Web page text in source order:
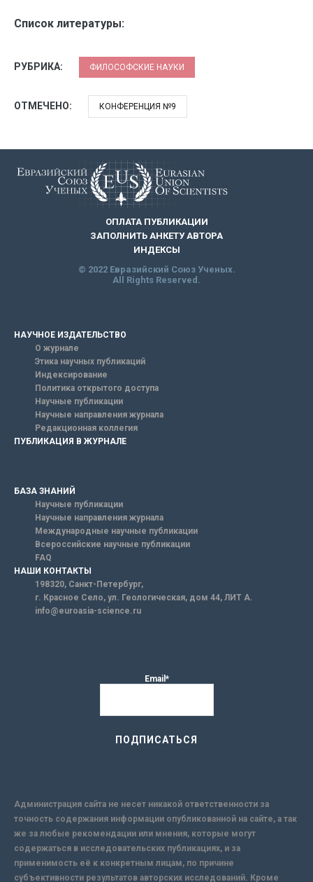
Список литературы:
РУБРИКА: ФИЛОСОФСКИЕ НАУКИ
ОТМЕЧЕНО: КОНФЕРЕНЦИЯ №9
ОПЛАТА ПУБЛИКАЦИИ
ЗАПОЛНИТЬ АНКЕТУ АВТОРА
ИНДЕКСЫ
© 2022 Евразийский Союз Ученых.
All Rights Reserved.
НАУЧНОЕ ИЗДАТЕЛЬСТВО
О журнале
Этика научных публикаций
Индексирование
Политика открытого доступа
Научные публикации
Научные направления журнала
Редакционная коллегия
ПУБЛИКАЦИЯ В ЖУРНАЛЕ
БАЗА ЗНАНИЙ
Научные публикации
Научные направления журнала
Международные научные публикации
Всероссийские научные публикации
FAQ
НАШИ КОНТАКТЫ
198320, Санкт-Петербург,
г. Красное Село, ул. Геологическая, дом 44, ЛИТ А.
info@euroasia-science.ru
Email*
Администрация сайта не несет никакой ответственности за
точность содержания информации опубликованной на сайте, а так
же за любые рекомендации или мнения, которые могут
содержаться в исследовательских публикациях, и за
применимость её к конкретным лицам, по причине
субъективности результатов авторских исследований. Кроме